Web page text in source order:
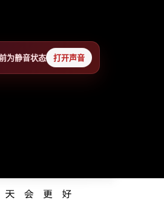
为静音状态 打开声音